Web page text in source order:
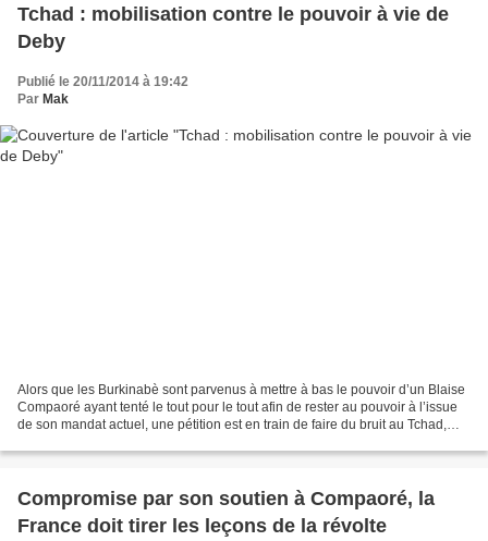
Tchad : mobilisation contre le pouvoir à vie de
Deby
Publié le 20/11/2014 à 19:42
Par Mak
Alors que les Burkinabè sont parvenus à mettre à bas le pouvoir d’un Blaise
Compaoré ayant tenté le tout pour le tout afin de rester au pouvoir à l’issue
de son mandat actuel, une pétition est en train de faire du bruit au Tchad,
Compromise par son soutien à Compaoré, la
France doit tirer les leçons de la révolte